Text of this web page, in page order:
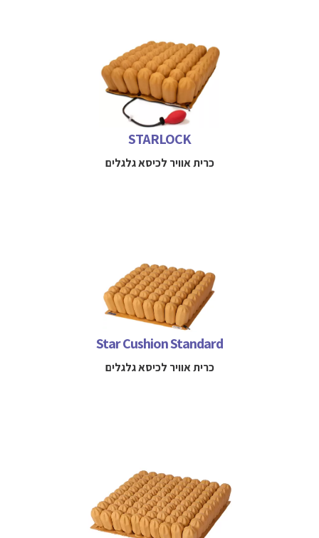
STARLOCK
כרית אוויר לכיסא גלגלים
כרית אוויר למניעת פצעי לחץ וסיוע בריפוי פצעים מתקדמים
למידע נוסף חייגו
052-3114712
Star Cushion Standard
כרית אוויר לכיסא גלגלים
כרית אוויר למניעה וטיפול בפצעי לחץ מאפשרת התאמה של רמת
הלחץ והנוחות עבור המטופל
למידע נוסף חייגו
052-3114712
כרית אוויר משולבת אוויר וספוג לפצעי לחץ מאפשרת יציבות והגנה
כפולה כנגד פצעי לחץ